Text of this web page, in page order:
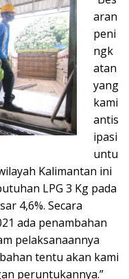
aran
peni
ngk
atan
yang
kami
antis
ipasi
untu
Kalimantan ini
LPG 3 Kg pada
4,6%. Secara
ada penambahan
pelaksanaannya
tentu akan kami
peruntukannya.”